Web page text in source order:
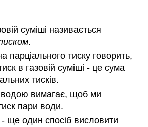
суміші називається
.
парціального тиску говорить,
в газовій суміші - це сума
тисків.
водою вимагає, щоб ми
пари води.
ще один спосіб висловити